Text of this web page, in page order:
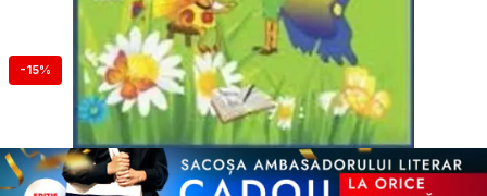
-15%